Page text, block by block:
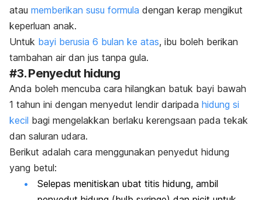
atau memberikan susu formula dengan kerap mengikut
keperluan anak.
Untuk bayi berusia 6 bulan ke atas, ibu boleh berikan
tambahan air dan jus tanpa gula.
#3. Penyedut hidung
Anda boleh mencuba cara hilangkan batuk bayi bawah
1 tahun ini dengan menyedut lendir daripada hidung si
kecil bagi mengelakkan berlaku kerengsaan pada tekak
dan saluran udara.
Berikut adalah cara menggunakan penyedut hidung
yang betul:
Selepas menitiskan ubat titis hidung, ambil